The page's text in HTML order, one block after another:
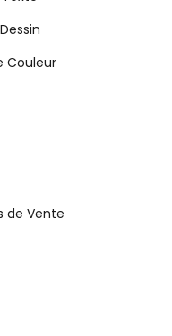
Couleur
de Vente